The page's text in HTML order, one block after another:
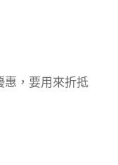
惠，要用來折抵